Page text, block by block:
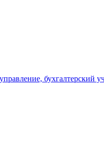
бухгалтерский